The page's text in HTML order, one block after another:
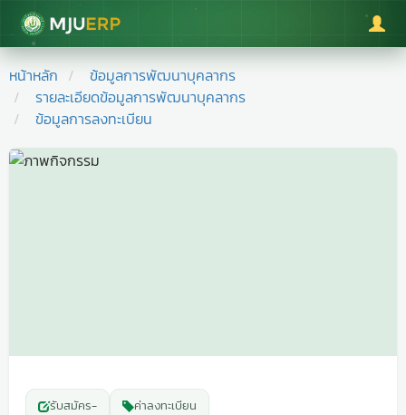
มหาวิทยาลัยแม่โจ้
หน้าหลัก
ข้อมูลการพัฒนาบุคลากร
รายละเอียดข้อมูลการพัฒนาบุคลากร
ข้อมูลการลงทะเบียน
รับสมัคร- ค่าลงทะเบียน